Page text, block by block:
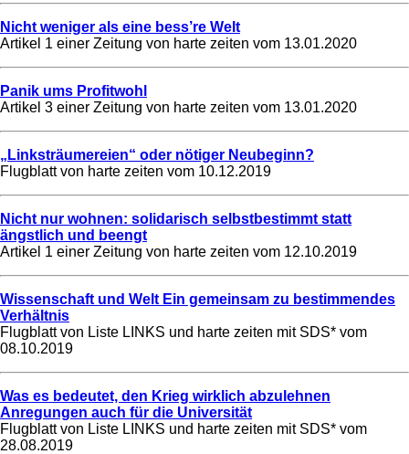
Nicht weniger als eine bess’re Welt
Artikel 1 einer Zeitung von harte zeiten vom 13.01.2020
Panik ums Profitwohl
Artikel 3 einer Zeitung von harte zeiten vom 13.01.2020
„Linksträumereien“ oder nötiger Neubeginn?
Flugblatt von harte zeiten vom 10.12.2019
Nicht nur wohnen: solidarisch selbstbestimmt statt
ängstlich und beengt
Artikel 1 einer Zeitung von harte zeiten vom 12.10.2019
Wissenschaft und Welt Ein gemeinsam zu bestimmendes
Verhältnis
Flugblatt von Liste LINKS und harte zeiten mit SDS* vom
08.10.2019
Was es bedeutet, den Krieg wirklich abzulehnen
Anregungen auch für die Universität
Flugblatt von Liste LINKS und harte zeiten mit SDS* vom
28.08.2019